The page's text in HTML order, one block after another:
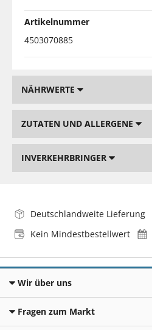
Artikelnummer
4503070885
NÄHRWERTE
ZUTATEN UND ALLERGENE
INVERKEHRBRINGER
Deutschlandweite Lieferung
Kein Mindestbestellwert
Wir über uns
Fragen zum Markt